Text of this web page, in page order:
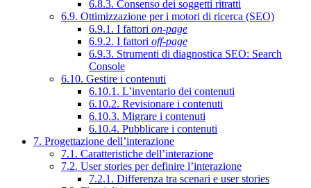
6.8.3. Consenso dei soggetti ritratti
6.9. Ottimizzazione per i motori di ricerca (SEO)
6.9.1. I fattori on-page
6.9.2. I fattori off-page
6.9.3. Strumenti di diagnostica SEO: Search
Console
6.10. Gestire i contenuti
6.10.1. L’inventario dei contenuti
6.10.2. Revisionare i contenuti
6.10.3. Migrare i contenuti
6.10.4. Pubblicare i contenuti
7. Progettazione dell’interazione
7.1. Caratteristiche dell’interazione
7.2. User stories per definire l’interazione
7.2.1. Differenza tra scenari e user stories